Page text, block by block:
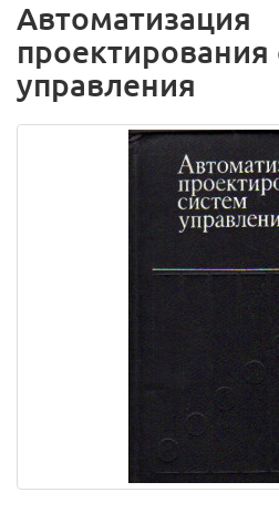
Автоматизация
проектирования
управления